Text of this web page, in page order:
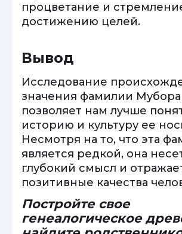
процветание и
достижению целей.
Вывод
Исследование
значения фамилии
позволяет нам лучше
историю и культуру ее
Несмотря на то, что эта
является редкой, она
глубокий смысл и
позитивные качества
Постройте свое
генеалогическое